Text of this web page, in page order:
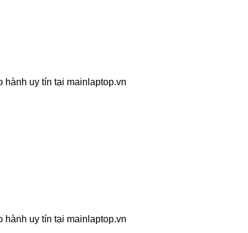
hành uy tín tại mainlaptop.vn
hành uy tín tại mainlaptop.vn